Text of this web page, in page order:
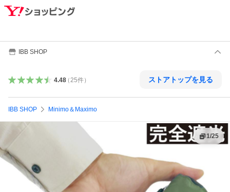
IBB SHOP
4.48（ 25件） ストアトップを見る
IBB SHOP Minimo＆Maximo
1/25